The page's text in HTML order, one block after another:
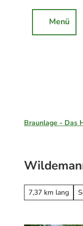
Menü
Braunlage - Das
7,37 km lang